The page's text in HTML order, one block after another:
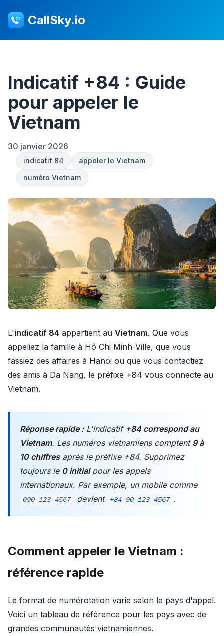
CallSky.io
Indicatif +84 : Guide
pour appeler le
Vietnam
30 janvier 2026
indicatif 84
appeler le Vietnam
numéro Vietnam
L'indicatif 84 appartient au Vietnam. Que vous
appeliez la famille à Hô Chi Minh-Ville, que vous
fassiez des affaires à Hanoi ou que vous contactiez
des amis à Da Nang, le préfixe +84 vous connecte au
Vietnam.
Réponse rapide :L'indicatif +84 correspond au
Vietnam. Les numéros vietnamiens comptent 9 à
10 chiffresaprès le préfixe +84. Supprimez
toujours le 0 initialpour les appels
internationaux. Par exemple, un mobile comme
090 123 4567 devient +84 90 123 4567 .
Comment appeler le Vietnam :
référence rapide
Le format de numérotation varie selon le pays d'appel.
Voici un tableau de référence pour les pays avec de
grandes communautés vietnamiennes.